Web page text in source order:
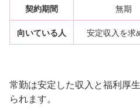
契約期間 無期
向いている人 安定収入を求
常勤は安定した収入と福利厚
られます。